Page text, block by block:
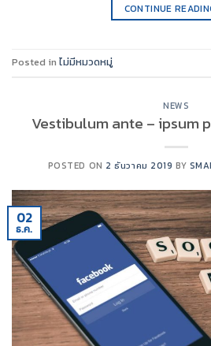
CONTINUE
Posted in ไม่มีหมวดหมู่
NEWS
Vestibulum ante – ipsum
POSTED ON 2 ธันวาคม 2019 BY
02
ธ.ค.